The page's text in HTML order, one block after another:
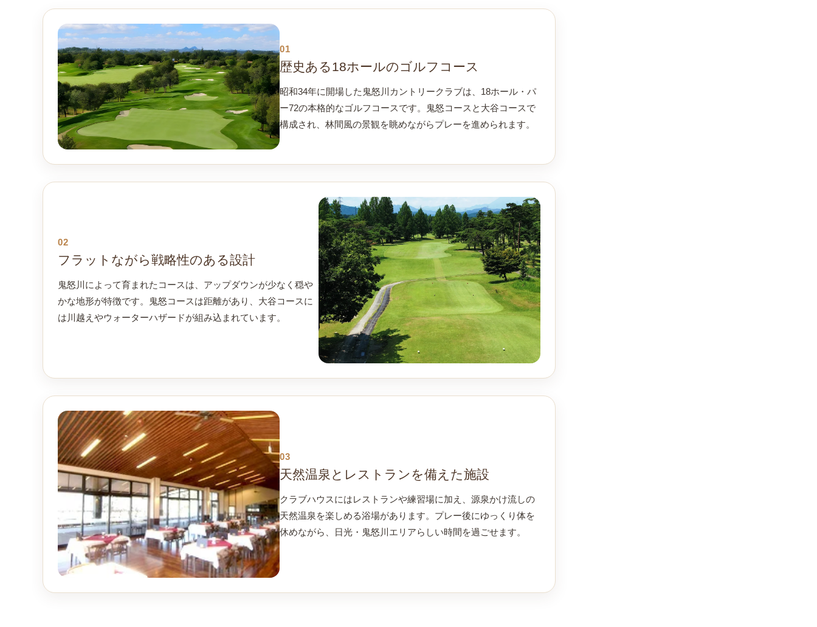
01
歴史ある18ホールのゴルフコース
昭和34年に開場した鬼怒川カントリークラブは、18ホール・パ
ー72の本格的なゴルフコースです。鬼怒コースと大谷コースで
構成され、林間風の景観を眺めながらプレーを進められます。
02
フラットながら戦略性のある設計
鬼怒川によって育まれたコースは、アップダウンが少なく穏や
かな地形が特徴です。鬼怒コースは距離があり、大谷コースに
は川越えやウォーターハザードが組み込まれています。
03
天然温泉とレストランを備えた施設
クラブハウスにはレストランや練習場に加え、源泉かけ流しの
天然温泉を楽しめる浴場があります。プレー後にゆっくり体を
休めながら、日光・鬼怒川エリアらしい時間を過ごせます。